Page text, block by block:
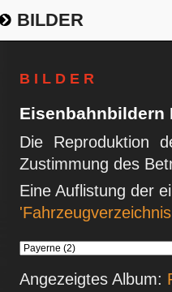
BILDER
B I L D E R
Eisenbahnbildern
Die Reproduktion
Zustimmung des
Eine Auflistung der
Angezeigtes Album: